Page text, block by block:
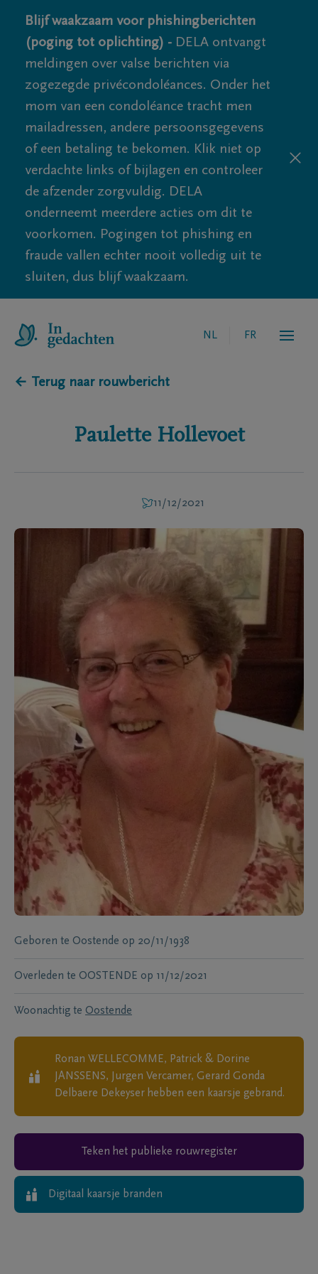
Blijf waakzaam voor phishingberichten
(poging tot oplichting) - DELA ontvangt
meldingen over valse berichten via
zogezegde privécondoléances. Onder het
mom van een condoléance tracht men
mailadressen, andere persoonsgegevens
of een betaling te bekomen. Klik niet op
verdachte links of bijlagen en controleer
de afzender zorgvuldig. DELA
onderneemt meerdere acties om dit te
voorkomen. Pogingen tot phishing en
fraude vallen echter nooit volledig uit te
sluiten, dus blijf waakzaam.
NL FR
← Terug naar rouwbericht
Paulette Hollevoet
11/12/2021
Geboren te Oostende op 20/11/1938
Overleden te OOSTENDE op 11/12/2021
Woonachtig te Oostende
Ronan WELLECOMME, Patrick & Dorine
JANSSENS, Jurgen Vercamer, Gerard Gonda
Delbaere Dekeyser hebben een kaarsje gebrand.
Teken het publieke rouwregister
Digitaal kaarsje branden